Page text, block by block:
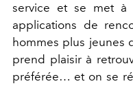
service et se met à
applications de
hommes plus jeunes
prend plaisir à
préférée… et on se